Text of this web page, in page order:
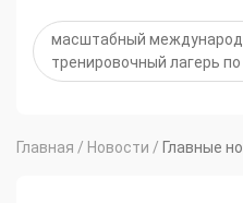
масштабный
тренировочный лагерь
Главная / Новости / Главные